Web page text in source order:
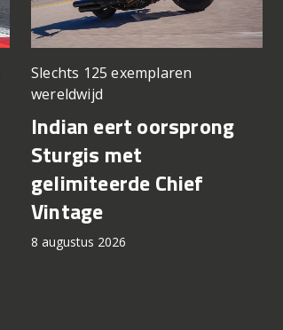
Slechts 125 exemplaren
wereldwijd
Indian eert oorsprong
Sturgis met
gelimiteerde Chief
Vintage
8 augustus 2026